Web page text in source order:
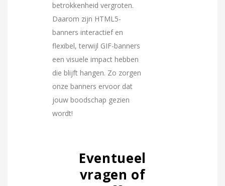
betrokkenheid vergroten.
Daarom zijn HTML5-
banners interactief en
flexibel, terwijl GIF-banners
een visuele impact hebben
die blijft hangen. Zo zorgen
onze banners ervoor dat
jouw boodschap gezien
wordt!
Eventueel
vragen of